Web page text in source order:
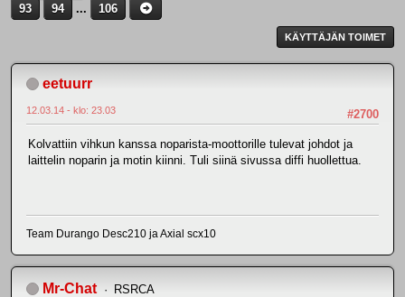
93
94 ... 106
KÄYTTÄJÄN TOIMET
eetuurr
#2700
12.03.14 - klo: 23.03
Kolvattiin vihkun kanssa noparista-moottorille tulevat johdot ja
laittelin noparin ja motin kiinni. Tuli siinä sivussa diffi huollettua.
Team Durango Desc210 ja Axial scx10
Mr-Chat RSRCA